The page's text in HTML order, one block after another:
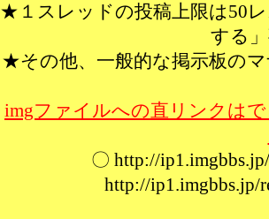
★１スレッドの投稿上限は50
する
★その他、一般的な掲示板の
imgファイルへの直リンクは
〇 http://
http://